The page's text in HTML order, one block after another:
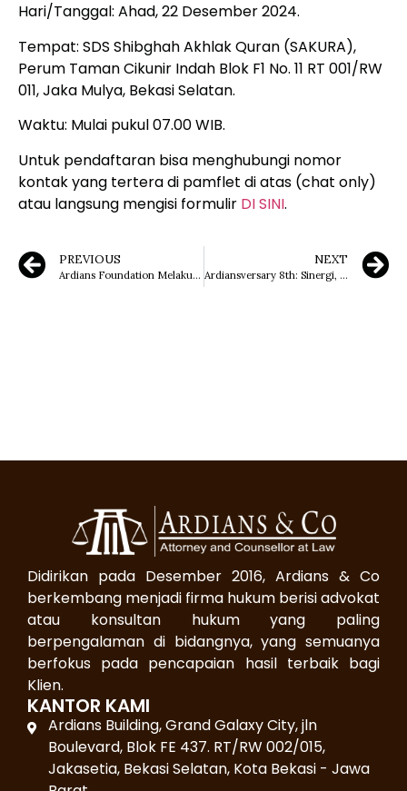
Hari/Tanggal: Ahad, 22 Desember 2024.
Tempat: SDS Shibghah Akhlak Quran (SAKURA),
Perum Taman Cikunir Indah Blok F1 No. 11 RT 001/RW
011, Jaka Mulya, Bekasi Selatan.
Waktu: Mulai pukul 07.00 WIB.
Untuk pendaftaran bisa menghubungi nomor
kontak yang tertera di pamflet di atas (chat only)
atau langsung mengisi formulir DI SINI.
PREVIOUS
Ardians Foundation Melakukan Kegiatan Pengabdian Masyarakat Berupa Membagikan Beras & Jadwal Imsakiyah
NEXT
Ardiansversary 8th: Sinergi, Berbagi dan Peduli Bukti Kepedulian Ardians & Co
Didirikan pada Desember 2016, Ardians & Co
berkembang menjadi firma hukum berisi advokat
atau konsultan hukum yang paling
berpengalaman di bidangnya, yang semuanya
berfokus pada pencapaian hasil terbaik bagi
Klien.
KANTOR KAMI
Ardians Building, Grand Galaxy City, jln
Boulevard, Blok FE 437. RT/RW 002/015,
Jakasetia, Bekasi Selatan, Kota Bekasi - Jawa